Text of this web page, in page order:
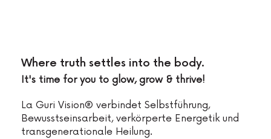
Where truth settles into the body.
It's time for you to glow, grow & thrive!
La Guri Vision® verbindet Selbstführung,
Bewusstseinsarbeit, verkörperte Energetik und
transgenerationale Heilung.